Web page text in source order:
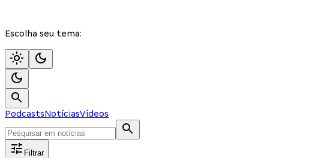
Escolha seu tema:
PodcastsNotíciasVídeos
Filtrar